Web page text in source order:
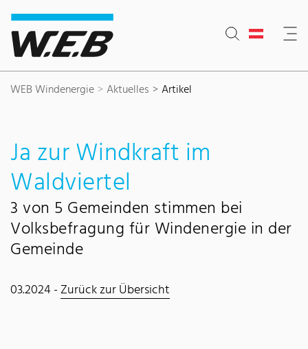
Inhaltsbereich
Suche
Hauptnavigation
Kontakt
Footer
WEB Windenergie Aktuelles Artikel
Ja zur Windkraft im
Waldviertel
3 von 5 Gemeinden stimmen bei
Volksbefragung für Windenergie in der
Gemeinde
03.2024 -Zurück zur Übersicht